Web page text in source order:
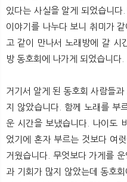
있다는 사실을 알게 되었습니다
이야기를 나누다 보니 취미가
고 같이 만나서 노래방에 갈 시
방 동호회에 나가게 되었습니다.
거기서 알게 된 동호회 사람들
지 않았습니다. 함께 노래를 부
운 시간을 보냈습니다. 나이도
었기에 혼자 부르는 것보다 여
거웠습니다. 무엇보다 가게를
과 기회가 많지 않았는데 동호